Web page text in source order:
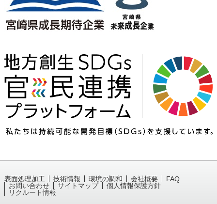
表面処理加工 技術情報 環境の調和 会社概要
FAQ
お問い合わせ
サイトマップ
個人情報保護方針
リクルート情報